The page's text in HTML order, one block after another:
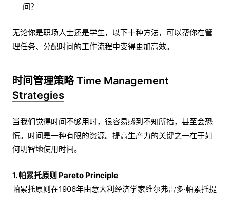
间？
无论你是职场人士还是学生，以下十种方法，可以帮你在管
理任务、分配时间的工作流程中变得更加高效。
时间管理策略 Time Management
Strategies
当我们觉得时间不够用时，很容易感到不知所措，甚至会恐
慌。时间是一种有限的资源。提高生产力的关键之一在于如
何明智地使用时间。
1. 帕累托原则 Pareto Principle
帕累托原则在1906年由意大利经济学家维尔弗雷多·帕累托提